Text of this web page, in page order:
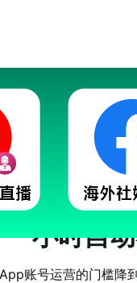
龙虾
小时自
账号运营的门槛降到